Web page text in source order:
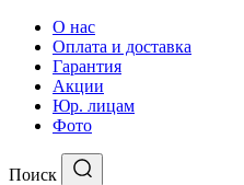
О нас
Оплата и доставка
Гарантия
Акции
Юр. лицам
Фото
Поиск